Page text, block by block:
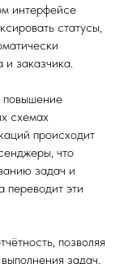
интерфейсе
статусы,
и заказчика.
повышение
схемах
происходит
что
задач и
переводит эти
позволяя
задач,